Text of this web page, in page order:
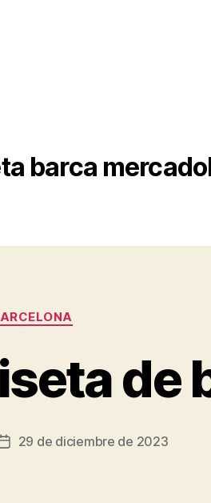
barca
Categorías
de
Fecha29 de diciembre de 2023